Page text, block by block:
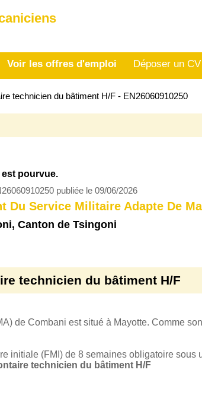
Voir les offres d'emploi Déposer un CV
technicien du bâtiment H/F - EN26060910250
pourvue.
publiée le 09/06/2026
Du Service Militaire Adapte De
, Canton de Tsingoni
technicien du bâtiment H/F
de Combani est situé à Mayotte. Comme
initiale (FMI) de 8 semaines obligatoire sous
technicien du bâtiment H/F